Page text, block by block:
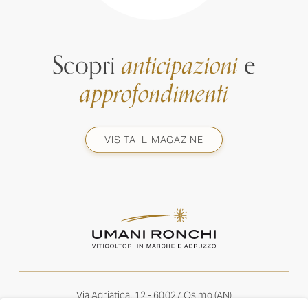
Scoprianticipazionie
approfondimenti
VISITA IL MAGAZINE
Via Adriatica, 12 - 60027 Osimo (AN)